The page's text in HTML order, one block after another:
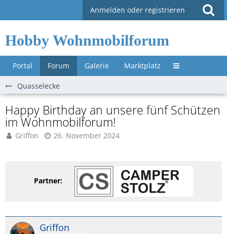
Anmelden oder registrieren
Hobby Wohnmobilforum
Portal Forum Galerie Marktplatz Untermenü »
Quasselecke
Happy Birthday an unsere fünf Schützen
im Wohnmobilforum!
Griffon 26. November 2024
Partner:
Griffon